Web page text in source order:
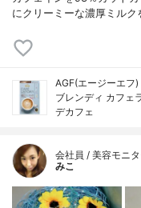
にクリーミーな濃厚ミル
AGF(エージーエフ)
ブレンディ カフェ
デカフェ
会社員 / 美容モニ
みこ